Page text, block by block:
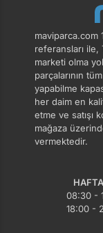
maviparca.com
referansları
marketi olma
parçalarının
yapabilme
her daim en
etme ve satışı
mağaza
vermektedir.
08:30 -
18:00 -